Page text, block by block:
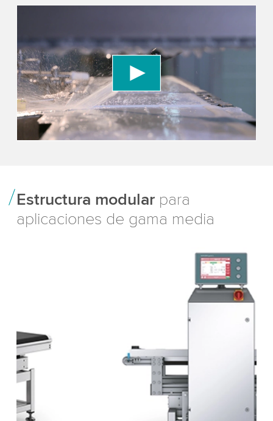
Video service!
We use a third party service to embed video
content that may collect data about your activity.
Please review the details and accept the service
to watch this video.
Accept More information
Estructura modularpara
aplicaciones de gama media